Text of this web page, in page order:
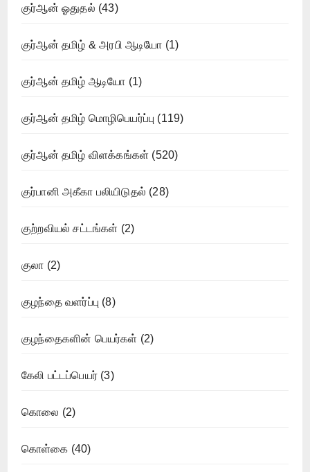
குர்ஆன் ஓதுதல் (43)
குர்ஆன் தமிழ் & அரபி ஆடியோ (1)
குர்ஆன் தமிழ் ஆடியோ (1)
குர்ஆன் தமிழ் மொழிபெயர்ப்பு (119)
குர்ஆன் தமிழ் விளக்கங்கள் (520)
குர்பானி அகீகா பலியிடுதல் (28)
குற்றவியல் சட்டங்கள் (2)
குலா (2)
குழந்தை வளர்ப்பு (8)
குழந்தைகளின் பெயர்கள் (2)
கேலி பட்டப்பெயர் (3)
கொலை (2)
கொள்கை (40)